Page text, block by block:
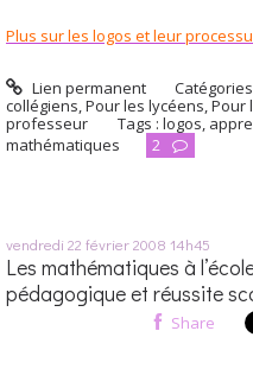
Plus sur les logos et leur
Lien permanent
collégiens Pour les lycéens Pour
professeur
Tags : logos
mathématiques
2
vendredi 22 février 2008 14h45
Les mathématiques à
pédagogique et réussite
Share